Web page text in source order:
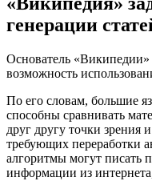
генерации
Основатель
возможность
По его словам, большие
способны сравнивать
друг другу точки зрения
требующих переработки
алгоритмы могут писать
информации из